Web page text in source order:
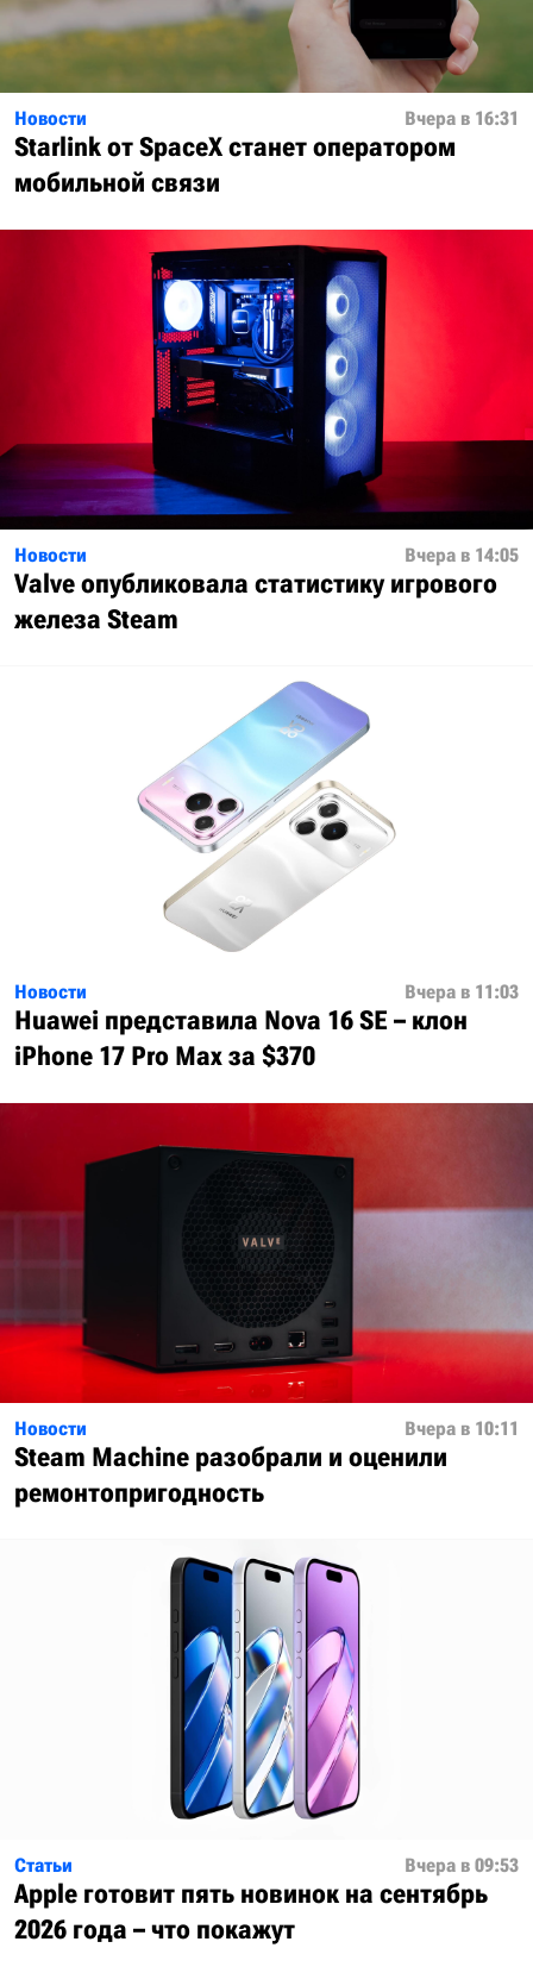
Новости Вчера в 16:31
Starlink от SpaceX станет оператором
мобильной связи
Новости Вчера в 14:05
Valve опубликовала статистику игрового
железа Steam
Новости Вчера в 11:03
Huawei представила Nova 16 SE – клон
iPhone 17 Pro Max за $370
Новости Вчера в 10:11
Steam Machine разобрали и оценили
ремонтопригодность
Статьи Вчера в 09:53
Apple готовит пять новинок на сентябрь
2026 года – что покажут